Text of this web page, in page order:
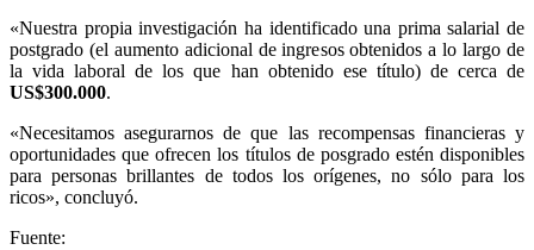
«Nuestra propia investigación ha identificado una prima salarial de
postgrado (el aumento adicional de ingresos obtenidos a lo largo de
la vida laboral de los que han obtenido ese título) de cerca de
US$300.000.
«Necesitamos asegurarnos de que las recompensas financieras y
oportunidades que ofrecen los títulos de posgrado estén disponibles
para personas brillantes de todos los orígenes, no sólo para los
ricos», concluyó.
Fuente: